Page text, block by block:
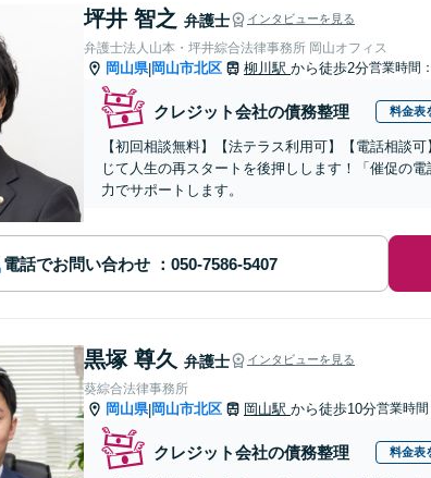
坪井 智之 弁護士 インタビューを見る
弁護士法人山本・坪井綜合法律事務所 岡山オフィス
岡山県|岡山市北区 柳川駅 から徒歩2分営業時間
クレジット会社の債務整理 料金表
【初回相談無料】【法テラス利用可】【電話相談
じて人生の再スタートを後押しします！「催促の
力でサポートします。
電話でお問い合わせ
黒塚 尊久 弁護士 インタビューを見る
葵綜合法律事務所
岡山県|岡山市北区 岡山駅 から徒歩10分営業時間
クレジット会社の債務整理 料金表